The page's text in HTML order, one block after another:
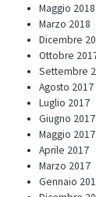
Maggio 2018
Marzo 2018
Dicembre
Ottobre
Settembre
Agosto 2017
Luglio 2017
Giugno 2017
Maggio 2017
Aprile 2017
Marzo 2017
Gennaio